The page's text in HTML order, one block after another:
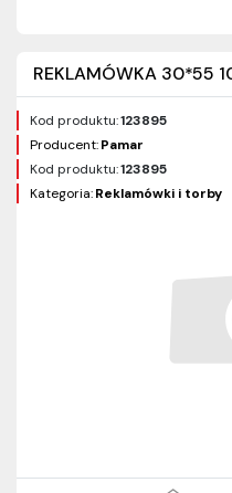
REKLAMÓWKA 30*55
Kod produktu:123895
Producent:Pamar
Kod produktu:123895
Kategoria:Reklamówki i torby